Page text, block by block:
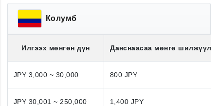
Колумб
Илгээх мөнгөн дүн Данснаасаа мөнгө
JPY 3,000 ~ 30,000 800 JPY
JPY 30,001 ~ 250,000 1,400 JPY